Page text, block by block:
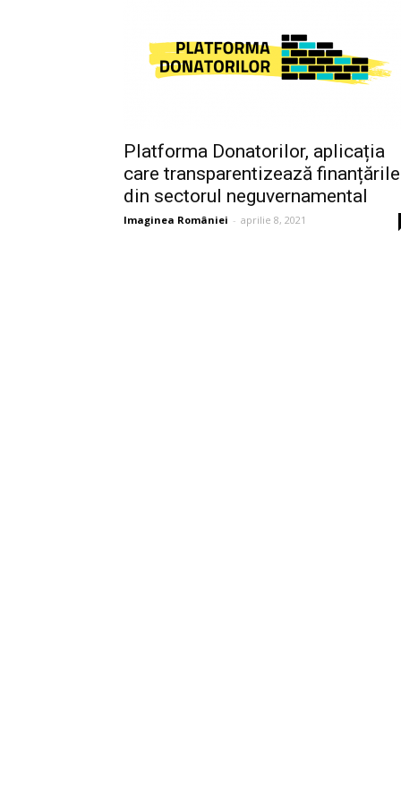
Platforma Donatorilor, aplicația
care transparentizează finanțările
din sectorul neguvernamental
Imaginea României - aprilie 8, 2021